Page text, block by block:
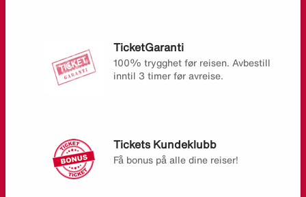
TicketGaranti
100% trygghet før reisen. Avbestill
inntil 3 timer før avreise.
Tickets Kundeklubb
Få bonus på alle dine reiser!